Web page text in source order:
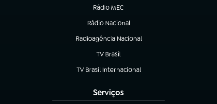
Rádio MEC
Rádio Nacional
(abre em nova aba)
Radioagência Nacional
(abre em nova aba)
TV Brasil
(abre em nova aba)
TV Brasil Internacional
(abre em nova aba)
Serviços